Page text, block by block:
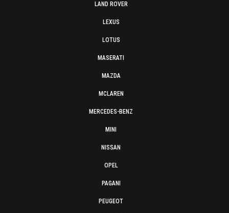
LAND ROVER
LEXUS
LOTUS
MASERATI
MAZDA
MCLAREN
MERCEDES-BENZ
MINI
NISSAN
OPEL
PAGANI
PEUGEOT